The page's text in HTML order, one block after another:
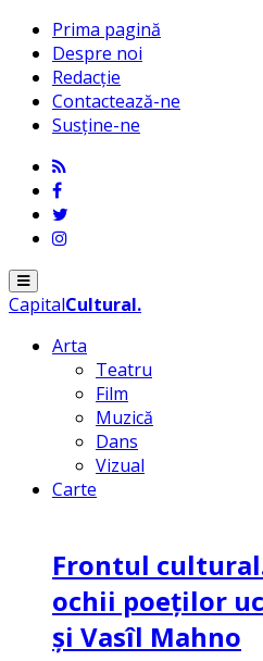
Prima pagină
Despre noi
Redacție
Contactează-ne
Susține-ne
Menu
CapitalCultural.
Arta
Teatru
Film
Muzică
Dans
Vizual
Carte
Frontul
ochii poeților
și Vasîl Mahno